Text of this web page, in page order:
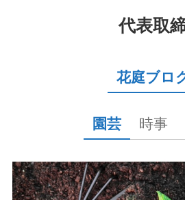
代表取
花庭ブロ
園芸 時事